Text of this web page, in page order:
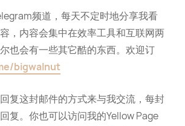
频道，每天不定时地分享我看
，内容会集中在效率工具和互联网两
也会有一些其它酷的东西。欢迎订
bigwalnut
复这封邮件的方式来与我交流，每封
复。你也可以访问我的Yellow Page